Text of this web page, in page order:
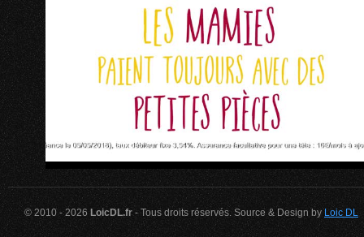
© 2010 - 2026 LoicDL.fr- Tous droits réservés. Source & Design byLoic DL